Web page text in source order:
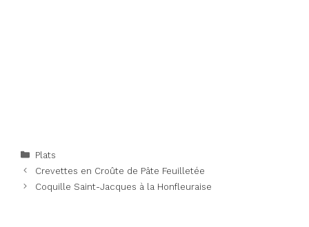
Categories
Plats
Crevettes en Croûte de Pâte Feuilletée
Coquille Saint-Jacques à la Honfleuraise